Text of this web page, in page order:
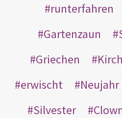
runterfahren
Gartenzaun
Griechen
erwischt
Neujahr
Silvester